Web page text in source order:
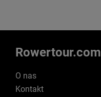
Rowertour.com
O nas
Kontakt